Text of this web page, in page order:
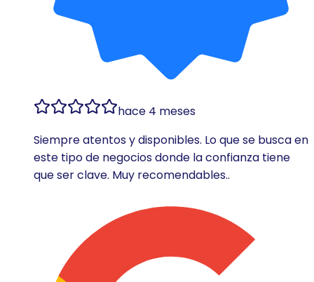
hace 4 meses
Siempre atentos y disponibles. Lo que se busca en
este tipo de negocios donde la confianza tiene
que ser clave. Muy recomendables..